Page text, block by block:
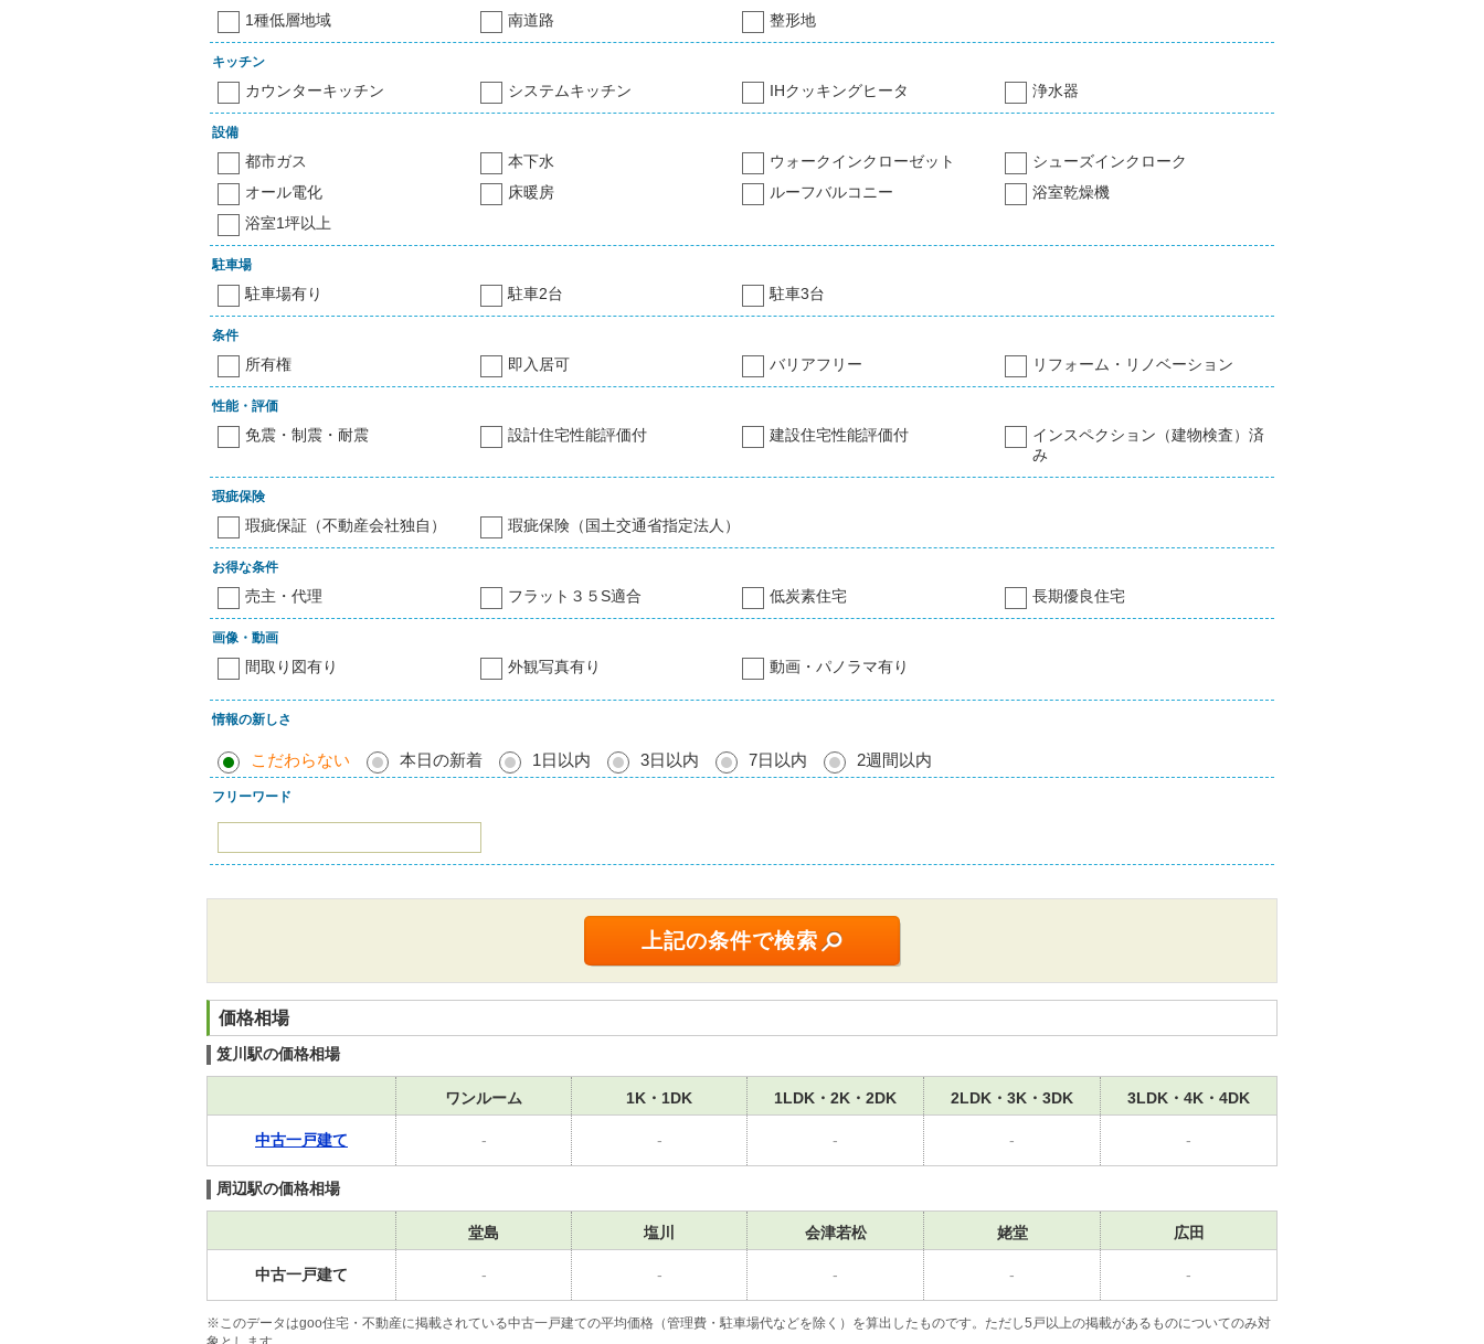
1種低層地域 南道路 整形地
キッチン
カウンターキッチン システムキッチン IHクッキングヒータ 浄水器
設備
都市ガス 本下水 ウォークインクローゼット
シューズインクローク
オール電化
床暖房 ルーフバルコニー
浴室乾燥機
浴室1坪以上
駐車場
駐車場有り 駐車2台 駐車3台
条件
所有権 即入居可 バリアフリー リフォーム・リノベーション
性能・評価
免震・制震・耐震 設計住宅性能評価付 建設住宅性能評価付
インスペクション（建物検査）済
み
瑕疵保険
瑕疵保証（不動産会社独自） 瑕疵保険（国土交通省指定法人）
お得な条件
売主・代理 フラット３５S適合 低炭素住宅 長期優良住宅
画像・動画
間取り図有り 外観写真有り 動画・パノラマ有り
情報の新しさ
こだわらない 本日の新着 1日以内 3日以内 7日以内 2週間以内
フリーワード
価格相場
笈川駅の価格相場
ワンルーム 1K・1DK 1LDK・2K・2DK 2LDK・3K・3DK 3LDK・4K・4DK
中古一戸建て - - - - -
周辺駅の価格相場
堂島 塩川 会津若松 姥堂 広田
中古一戸建て - - - - -
※このデータはgoo住宅・不動産に掲載されている中古一戸建ての平均価格（管理費・駐車場代などを除く）を算出したものです。ただし5戸以上の掲載があるものについてのみ対